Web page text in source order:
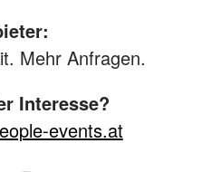
Mehr Anfragen.
Interesse?
events.at